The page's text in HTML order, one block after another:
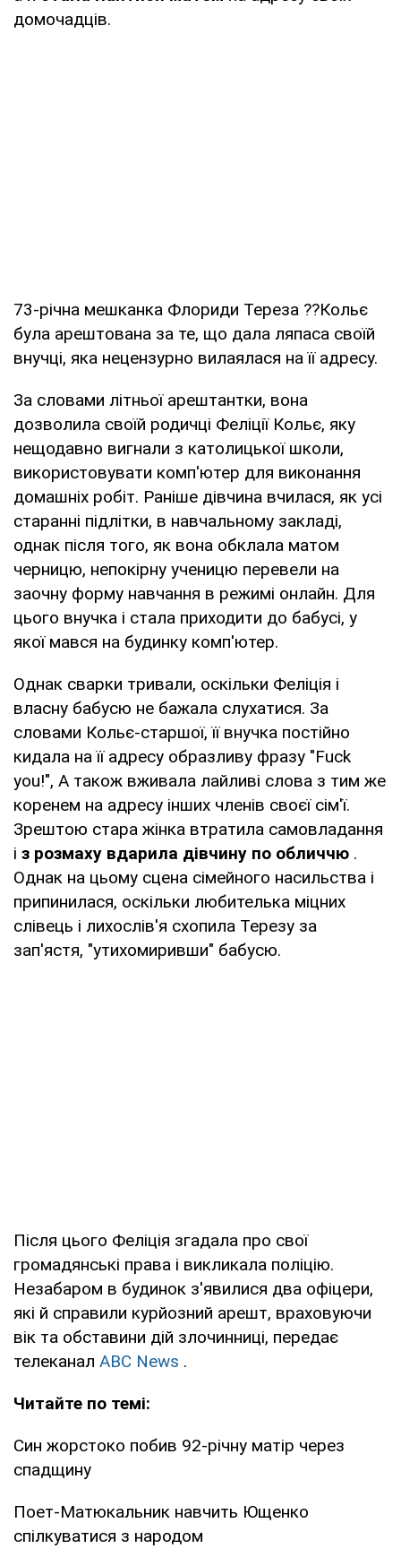
домочадців.
73-річна мешканка Флориди Тереза ??Кольє
була арештована за те, що дала ляпаса своїй
внучці, яка нецензурно вилаялася на її адресу.
За словами літньої арештантки, вона
дозволила своїй родичці Феліції Кольє, яку
нещодавно вигнали з католицької школи,
використовувати комп'ютер для виконання
домашніх робіт. Раніше дівчина вчилася, як усі
старанні підлітки, в навчальному закладі,
однак після того, як вона обклала матом
черницю, непокірну ученицю перевели на
заочну форму навчання в режимі онлайн. Для
цього внучка і стала приходити до бабусі, у
якої мався на будинку комп'ютер.
Однак сварки тривали, оскільки Феліція і
власну бабусю не бажала слухатися. За
словами Кольє-старшої, її внучка постійно
кидала на її адресу образливу фразу "Fuck
you!", А також вживала лайливі слова з тим же
коренем на адресу інших членів своєї сім'ї.
Зрештою стара жінка втратила самовладання
і з розмаху вдарила дівчину по обличчю .
Однак на цьому сцена сімейного насильства і
припинилася, оскільки любителька міцних
слівець і лихослів'я схопила Терезу за
зап'ястя, "утихомиривши" бабусю.
Після цього Феліція згадала про свої
громадянські права і викликала поліцію.
Незабаром в будинок з'явилися два офіцери,
які й справили курйозний арешт, враховуючи
вік та обставини дій злочинниці, передає
телеканал ABC News .
Читайте по темі:
Син жорстоко побив 92-річну матір через
спадщину
Поет-Матюкальник навчить Ющенко
спілкуватися з народом